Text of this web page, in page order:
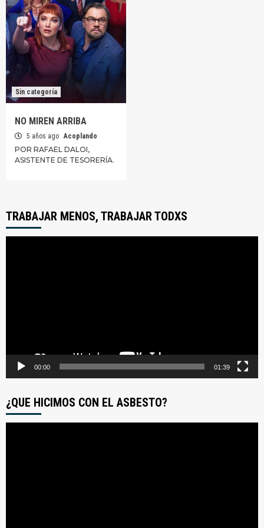
Sin categoría
NO MIREN ARRIBA
5 años ago Acoplando
POR RAFAEL DALOI,
ASISTENTE DE TESORERÍA.
TRABAJAR MENOS, TRABAJAR TODXS
00:00 01:39
¿QUE HICIMOS CON EL ASBESTO?